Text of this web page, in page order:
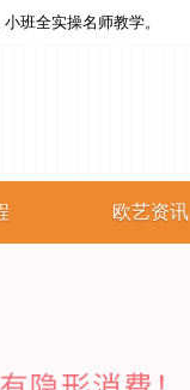
班全实操名师教学。
欧艺资讯